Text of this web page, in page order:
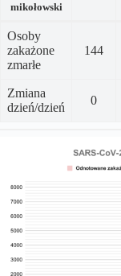
mikołowski
Osoby
zakażone
zmarłe
144
Zmiana
dzień/dzień
0